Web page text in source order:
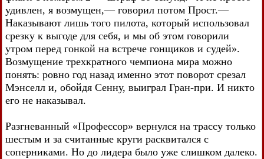
удивлен, я возмущен,— говорил потом Прост.—
Наказывают лишь того пилота, который использовал
срезку к выгоде для себя, и мы oб этом говорили
утром перед гонкой на встрече гонщиков и судей».
Возмущение трехкратного чемпиона мира можно
понять: ровно год назад именно этот поворот срезал
Мэнселл и, обойдя Сенну, выиграл Гран-при. И никто
его не наказывал.
Разгневанный «Профессор» вернулся на трассу только
шестым и за считанные круги расквитался с
соперниками. Но до лидера было уже слишком далеко.